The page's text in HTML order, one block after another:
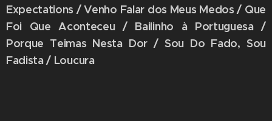
Expectations / Venho Falar dos Meus Medos / Que
Foi Que Aconteceu / Bailinho à Portuguesa /
Porque Teimas Nesta Dor / Sou Do Fado, Sou
Fadista / Loucura